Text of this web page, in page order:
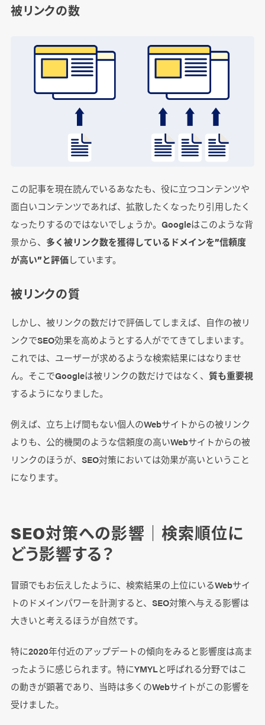
被リンクの数
この記事を現在読んでいるあなたも、役に立つコンテンツや
面白いコンテンツであれば、拡散したくなったり引用したく
なったりするのではないでしょうか。Googleはこのような背
景から、 多く被リンク数を獲得しているドメインを”信頼度
が高い”と評価しています。
被リンクの質
しかし、被リンクの数だけで評価してしまえば、自作の被リ
ンクでSEO効果を高めようとする人がでてきてしまいます。
これでは、ユーザーが求めるような検索結果にはなりませ
ん。そこでGoogleは被リンクの数だけではなく、 質も重要視
するようになりました。
例えば、立ち上げ間もない個人のWebサイトからの被リンク
よりも、公的機関のような信頼度の高いWebサイトからの被
リンクのほうが、SEO対策においては効果が高いということ
になります。
SEO対策への影響｜検索順位に
どう影響する？
冒頭でもお伝えしたように、検索結果の上位にいるWebサイ
トのドメインパワーを計測すると、SEO対策へ与える影響は
大きいと考えるほうが自然です。
特に2020年付近のアップデートの傾向をみると影響度は高ま
ったように感じられます。特にYMYLと呼ばれる分野ではこ
の動きが顕著であり、当時は多くのWebサイトがこの影響を
受けました。